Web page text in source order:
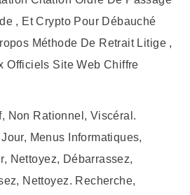
, Et Crypto Pour Débauché
Méthode De Retrait Litige ,
Officiels Site Web Chiffre
Non Rationnel, Viscéral.
Menus Informatiques,
Nettoyez, Débarrassez,
Nettoyez. Recherche,